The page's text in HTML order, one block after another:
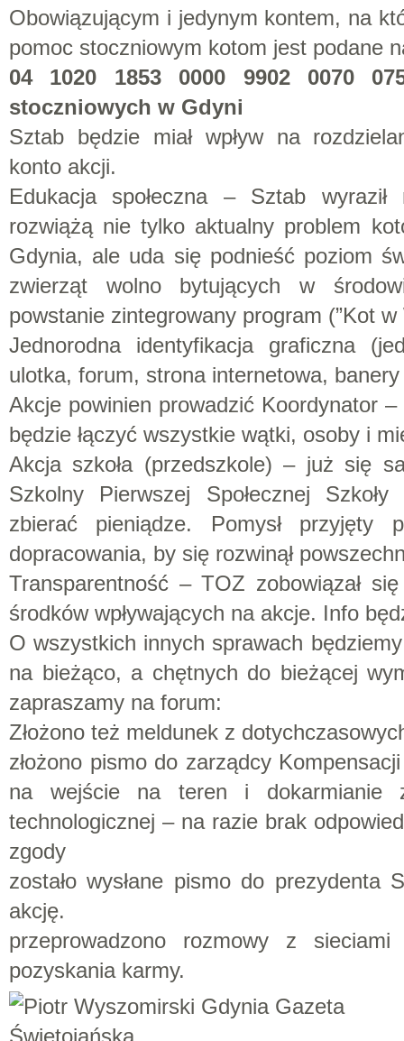
Obowiązującym i jedynym kontem, na
pomoc stoczniowym kotom jest podane
04 1020 1853 0000 9902 0070
stoczniowych w Gdyni
Sztab będzie miał wpływ na
konto akcji.
Edukacja społeczna – Sztab
rozwiążą nie tylko aktualny problem
Gdynia, ale uda się podnieść poziom
zwierząt wolno bytujących w
powstanie zintegrowany program (”Kot
Jednorodna identyfikacja graficzna
ulotka, forum, strona internetowa,
Akcje powinien prowadzić Koordynator
będzie łączyć wszystkie wątki, osoby i
Akcja szkoła (przedszkole) – już się
Szkolny Pierwszej Społecznej
zbierać pieniądze. Pomysł przyjęty
dopracowania, by się rozwinął
Transparentność – TOZ zobowiązał
środków wpływających na akcje. Info
O wszystkich innych sprawach
na bieżąco, a chętnych do bieżącej
zapraszamy na forum:
Złożono też meldunek z
złożono pismo do zarządcy
na wejście na teren i dokarmianie
technologicznej – na razie brak
zgody
zostało wysłane pismo do prezydenta
akcję.
przeprowadzono rozmowy z
pozyskania karmy.